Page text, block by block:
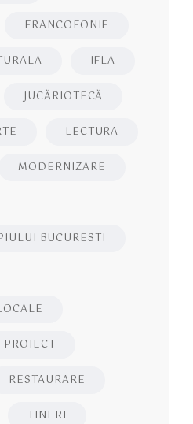
FRANCOFONIE
IFLA
JUCĂRIOTECĂ
LECTURA
MODERNIZARE
BUCURESTI
PROIECT
RESTAURARE
TINERI